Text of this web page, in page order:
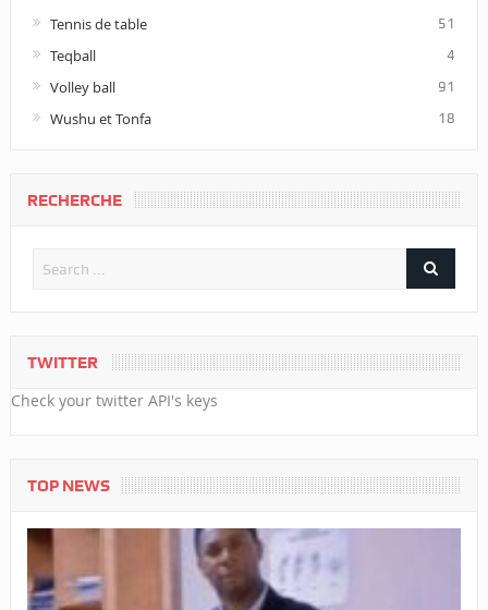
Tennis de table 51
Teqball 4
Volley ball 91
Wushu et Tonfa 18
RECHERCHE
TWITTER
Check your twitter API's keys
TOP NEWS